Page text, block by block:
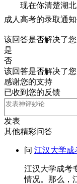
现在你清楚湖
成人高考的录取通
该回答是否解决了
是
否
该回答是否解决了
感谢您的支持
已收到您的反馈
发表
其他精彩问答
问 江汉大学成
江汉大学成考
情况。那么，